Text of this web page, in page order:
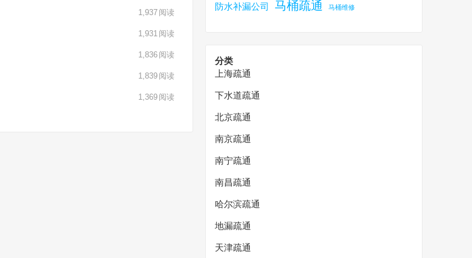
1,937 阅读
1,931 阅读
1,836 阅读
1,839 阅读
1,369 阅读
防水补漏公司
马桶疏通 马桶维修
分类
上海疏通
下水道疏通
北京疏通
南京疏通
南宁疏通
南昌疏通
哈尔滨疏通
地漏疏通
天津疏通